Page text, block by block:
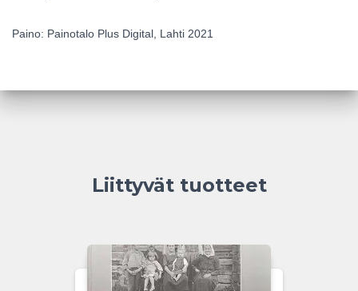
Paino: Painotalo Plus Digital, Lahti 2021
Liittyvät tuotteet